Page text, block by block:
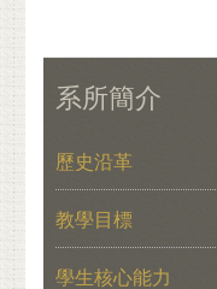
系所簡介
歷史沿革
教學目標
學生核心能力